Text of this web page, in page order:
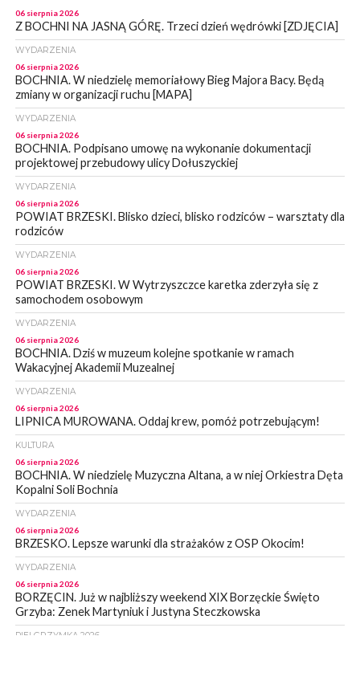
06 sierpnia 2026
Z BOCHNI NA JASNĄ GÓRĘ. Trzeci dzień wędrówki [ZDJĘCIA]
WYDARZENIA
06 sierpnia 2026
BOCHNIA. W niedzielę memoriałowy Bieg Majora Bacy. Będą
zmiany w organizacji ruchu [MAPA]
WYDARZENIA
06 sierpnia 2026
BOCHNIA. Podpisano umowę na wykonanie dokumentacji
projektowej przebudowy ulicy Dołuszyckiej
WYDARZENIA
06 sierpnia 2026
POWIAT BRZESKI. Blisko dzieci, blisko rodziców – warsztaty dla
rodziców
WYDARZENIA
06 sierpnia 2026
POWIAT BRZESKI. W Wytrzyszczce karetka zderzyła się z
samochodem osobowym
WYDARZENIA
06 sierpnia 2026
BOCHNIA. Dziś w muzeum kolejne spotkanie w ramach
Wakacyjnej Akademii Muzealnej
WYDARZENIA
06 sierpnia 2026
LIPNICA MUROWANA. Oddaj krew, pomóż potrzebującym!
KULTURA
06 sierpnia 2026
BOCHNIA. W niedzielę Muzyczna Altana, a w niej Orkiestra Dęta
Kopalni Soli Bochnia
WYDARZENIA
06 sierpnia 2026
BRZESKO. Lepsze warunki dla strażaków z OSP Okocim!
WYDARZENIA
06 sierpnia 2026
BORZĘCIN. Już w najbliższy weekend XIX Borzęckie Święto
Grzyba: Zenek Martyniuk i Justyna Steczkowska
PIELGRZYMKA 2026